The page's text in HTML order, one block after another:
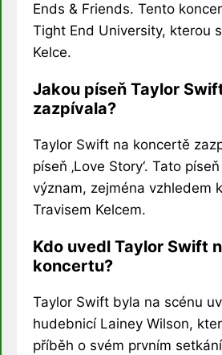
Ends & Friends. Tento
Tight End University, kterou
Kelce.
Jakou píseň Taylor
zazpívala?
Taylor Swift na koncertě
píseň ‚Love Story‘. Tato
význam, zejména vzhledem
Travisem Kelcem.
Kdo uvedl Taylor Swift
koncertu?
Taylor Swift byla na scénu
hudebnicí Lainey Wilson,
příběh o svém prvním